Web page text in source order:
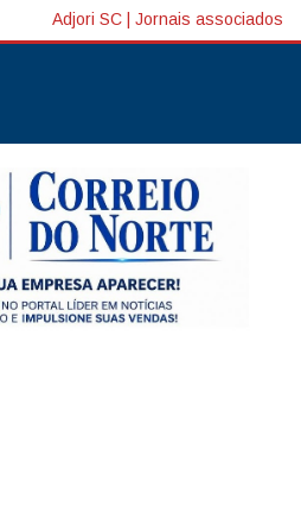
Adjori SC Jornais associados